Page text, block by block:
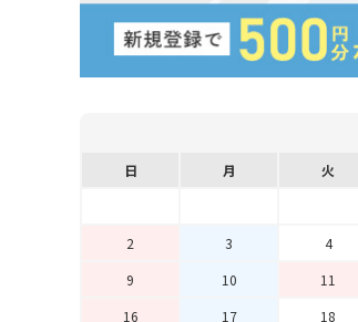
日 月 火
2
3 4
9
10 11
16
17 18